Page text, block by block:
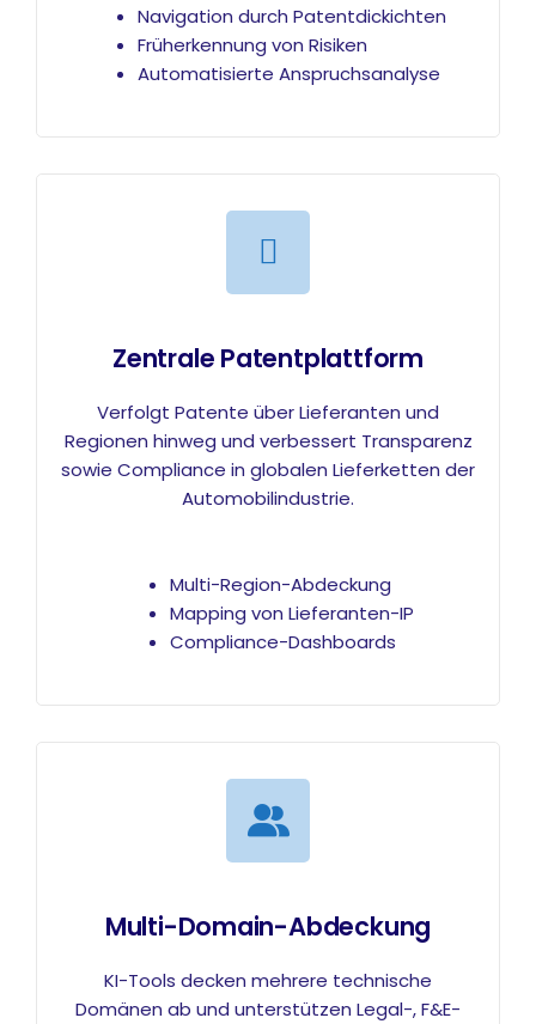
Navigation durch Patentdickichten
Früherkennung von Risiken
Automatisierte Anspruchsanalyse
Zentrale Patentplattform
Verfolgt Patente über Lieferanten und
Regionen hinweg und verbessert Transparenz
sowie Compliance in globalen Lieferketten der
Automobilindustrie.
Multi-Region-Abdeckung
Mapping von Lieferanten-IP
Compliance-Dashboards
Multi-Domain-Abdeckung
KI-Tools decken mehrere technische
Domänen ab und unterstützen Legal-, F&E-